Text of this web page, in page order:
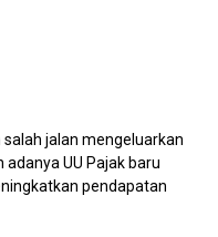
jalan mengeluarkan
UU Pajak baru
pendapatan